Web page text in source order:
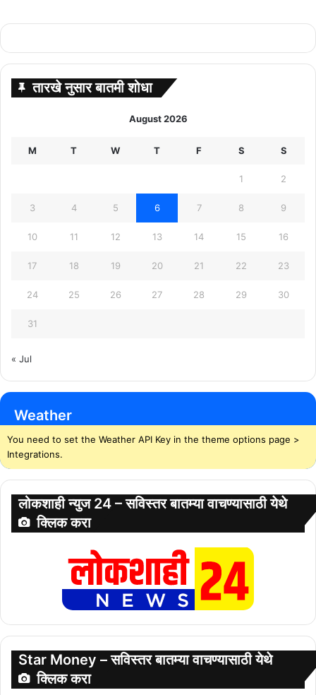
तारखे नुसार बातमी शोधा
August 2026
M T W T F S S
1 2
3 4 5 6 7 8 9
10 11 12 13 14 15 16
17 18 19 20 21 22 23
24 25 26 27 28 29 30
31
« Jul
Weather
You need to set the Weather API Key in the theme options page >
Integrations.
लोकशाही न्युज 24 – सविस्तर बातम्या वाचण्यासाठी येथे
क्लिक करा
Star Money – सविस्तर बातम्या वाचण्यासाठी येथे
क्लिक करा